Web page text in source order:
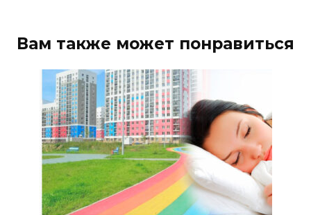
Вам также может понравиться